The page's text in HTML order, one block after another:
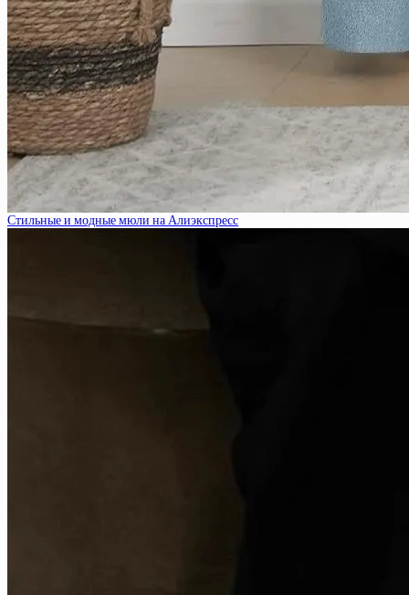
Стильные и модные мюли на Алиэкспресс